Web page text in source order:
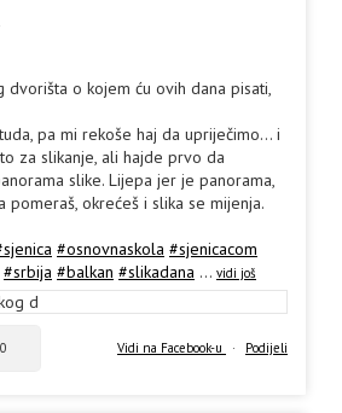
dvorišta o kojem ću ovih dana pisati,
pa mi rekoše haj da upriječimo... i
za slikanje, ali hajde prvo da
slike. Lijepa jer je panorama,
okrećeš i slika se mijenja.
#osnovnaskola #sjenicacom
#srbija #balkan #slikadana ... vidi još
Vidi na Facebook-u · Podijeli
0